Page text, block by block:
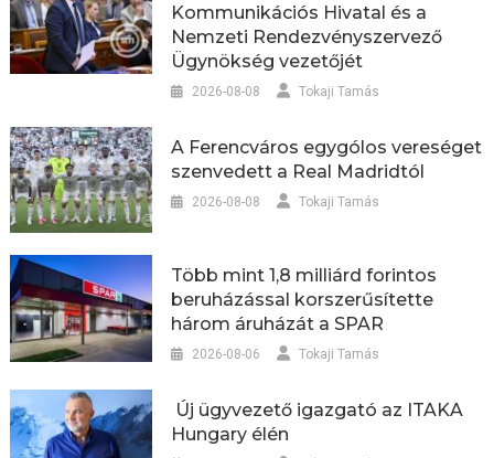
Kommunikációs Hivatal és a
Nemzeti Rendezvényszervező
Ügynökség vezetőjét
2026-08-08 Tokaji Tamás
A Ferencváros egygólos vereséget
szenvedett a Real Madridtól
2026-08-08 Tokaji Tamás
Több mint 1,8 milliárd forintos
beruházással korszerűsítette
három áruházát a SPAR
2026-08-06 Tokaji Tamás
Új ügyvezető igazgató az ITAKA
Hungary élén